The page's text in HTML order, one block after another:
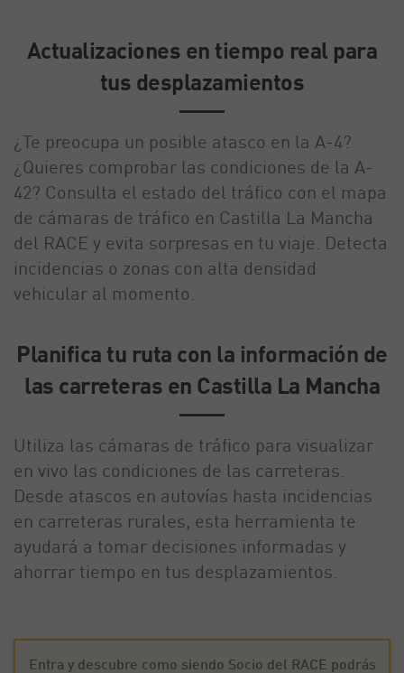
Actualizaciones en tiempo real para
tus desplazamientos
¿Te preocupa un posible atasco en la A-4?
¿Quieres comprobar las condiciones de la A-
42? Consulta el estado del tráfico con el mapa
de cámaras de tráfico en Castilla La Mancha
del RACE y evita sorpresas en tu viaje. Detecta
incidencias o zonas con alta densidad
vehicular al momento.
Planifica tu ruta con la información de
las carreteras en Castilla La Mancha
Utiliza las cámaras de tráfico para visualizar
en vivo las condiciones de las carreteras.
Desde atascos en autovías hasta incidencias
en carreteras rurales, esta herramienta te
ayudará a tomar decisiones informadas y
ahorrar tiempo en tus desplazamientos.
Entra y descubre como siendo Socio del RACE podrás